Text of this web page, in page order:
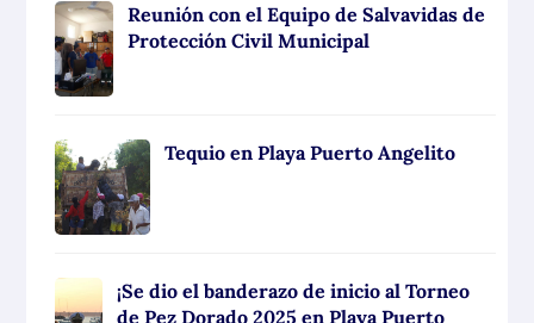
Reunión con el Equipo de Salvavidas de
Protección Civil Municipal
Tequio en Playa Puerto Angelito
¡Se dio el banderazo de inicio al Torneo
de Pez Dorado 2025 en Playa Puerto